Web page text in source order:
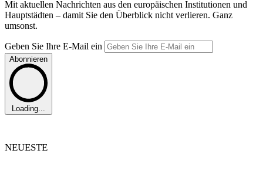
Mit aktuellen Nachrichten aus den europäischen Institutionen und
Hauptstädten – damit Sie den Überblick nicht verlieren. Ganz
umsonst.
Geben Sie Ihre E-Mail ein
Abonnieren
Loading...
NEUESTE